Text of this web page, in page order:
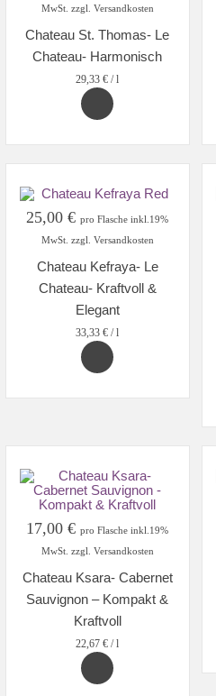
MwSt. zzgl. Versandkosten
Chateau St. Thomas- Le
Chateau- Harmonisch
29,33€ /l
25,00€ pro Flasche inkl.19%
MwSt. zzgl. Versandkosten
Chateau Kefraya- Le
Chateau- Kraftvoll &
Elegant
33,33€ /l
17,00€ pro Flasche inkl.19%
MwSt. zzgl. Versandkosten
Chateau Ksara- Cabernet
Sauvignon – Kompakt &
Kraftvoll
22,67€ /l